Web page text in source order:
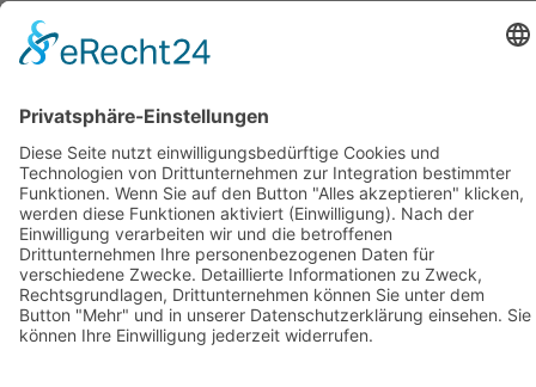
Jahrmarkt
Hinweise für Anwohner
Anfahrt
Sicherheitshinweise
Veranstaltungsordnung
Kontakt
Übersichtskarte Thüringentag
Barrierefreie Karte
Sponsoren
Pressebereich